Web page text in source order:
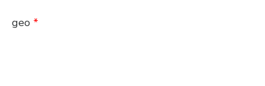
geo *